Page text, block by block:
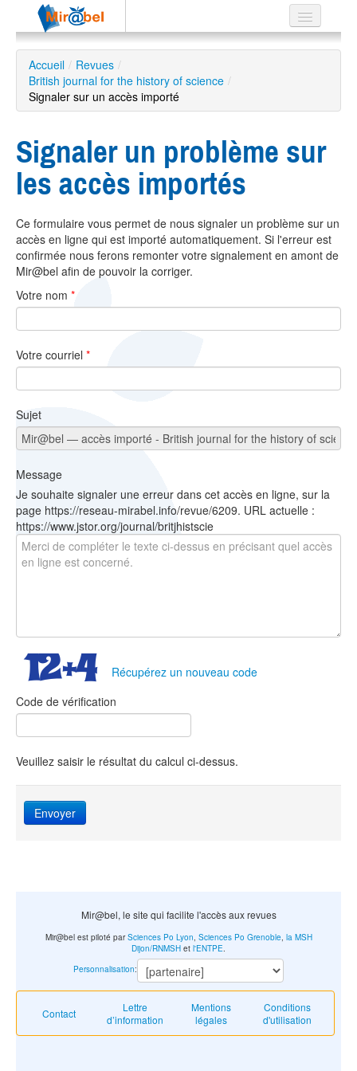
Le réseau
Soutien
Listes
Recherche
EN
ES
Accueil / Revues /
British journal for the history of science /
Signaler sur un accès importé
Signaler un problème sur
les accès importés
Ce formulaire vous permet de nous signaler un problème sur un
accès en ligne qui est importé automatiquement. Si l'erreur est
confirmée nous ferons remonter votre signalement en amont de
Mir@bel afin de pouvoir la corriger.
Votre nom *
Votre courriel *
Sujet
Message
Je souhaite signaler une erreur dans cet accès en ligne, sur la
page https://reseau-mirabel.info/revue/6209. URL actuelle :
https://www.jstor.org/journal/britjhistscie
Récupérez un nouveau code
Code de vérification
Veuillez saisir le résultat du calcul ci-dessus.
Envoyer
Mir@bel, le site qui facilite l'accès aux revues
Contact
Lettre
d’information
Mentions
légales
Conditions
d'utilisation
Mir@bel est piloté parSciences Po Lyon Sciences Po Grenoble, la MSH
Dijon/RNMSH et l'ENTPE
Personnalisation: